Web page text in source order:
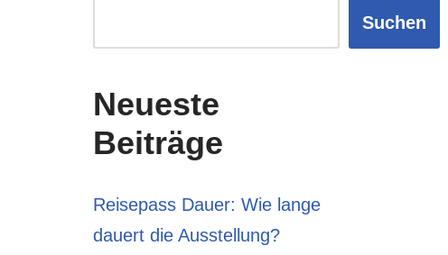
Suchen
Neueste
Beiträge
Reisepass Dauer: Wie lange
dauert die Ausstellung?